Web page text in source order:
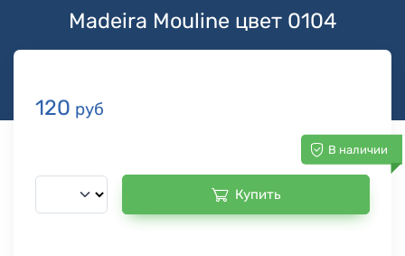
Madeira Mouline цвет 0104
120 руб
В наличии
Купить